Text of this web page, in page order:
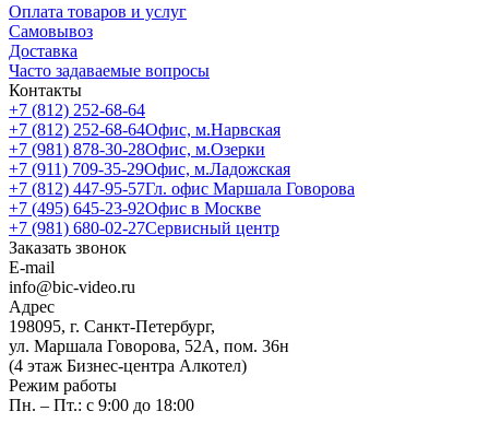
Оплата товаров и услуг
Самовывоз
Доставка
Часто задаваемые вопросы
Контакты
+7 (812) 252-68-64
+7 (812) 252-68-64Офис, м.Нарвская
+7 (981) 878-30-28Офис, м.Озерки
+7 (911) 709-35-29Офис, м.Ладожская
+7 (812) 447-95-57Гл. офис Маршала Говорова
+7 (495) 645-23-92Офис в Москве
+7 (981) 680-02-27Сервисный центр
Заказать звонок
E-mail
info@bic-video.ru
Адрес
198095, г. Санкт-Петербург,
ул. Маршала Говорова, 52А, пом. 36н
(4 этаж Бизнес-центра Алкотел)
Режим работы
Пн. – Пт.: с 9:00 до 18:00